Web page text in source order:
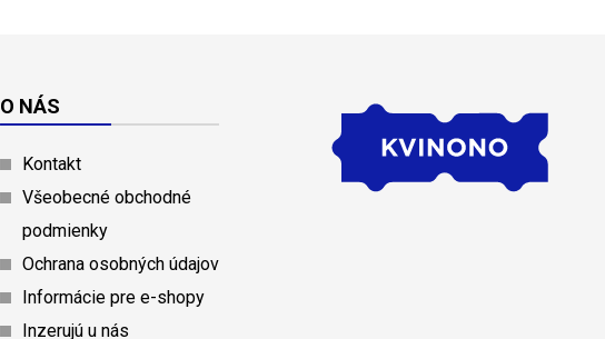
O NÁS
Kontakt
Všeobecné obchodné
podmienky
Ochrana osobných údajov
Informácie pre e-shopy
Inzerujú u nás